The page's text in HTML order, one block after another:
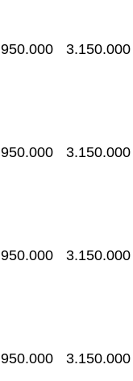
3.150.000
3.150.000
3.150.000
3.150.000